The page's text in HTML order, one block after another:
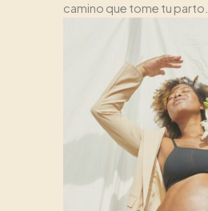
camino que tome tu parto.